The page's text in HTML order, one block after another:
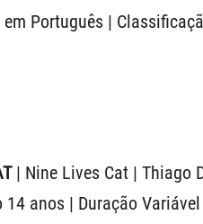
em Português |
| Nine Lives Cat | Thiago
14 anos | Duração Variável